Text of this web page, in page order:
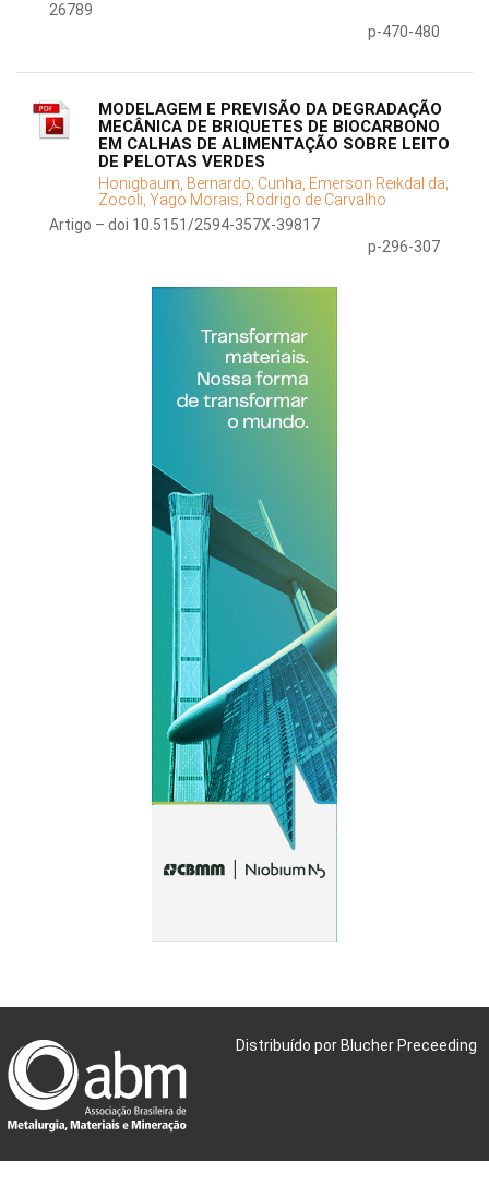
26789
p-470-480
MODELAGEM E PREVISÃO DA DEGRADAÇÃO
MECÂNICA DE BRIQUETES DE BIOCARBONO
EM CALHAS DE ALIMENTAÇÃO SOBRE LEITO
DE PELOTAS VERDES
Honigbaum, Bernardo; Cunha, Emerson Reikdal da;
Zocoli, Yago Morais; Rodrigo de Carvalho
Artigo – doi 10.5151/2594-357X-39817
p-296-307
Distribuído por Blucher Preceeding